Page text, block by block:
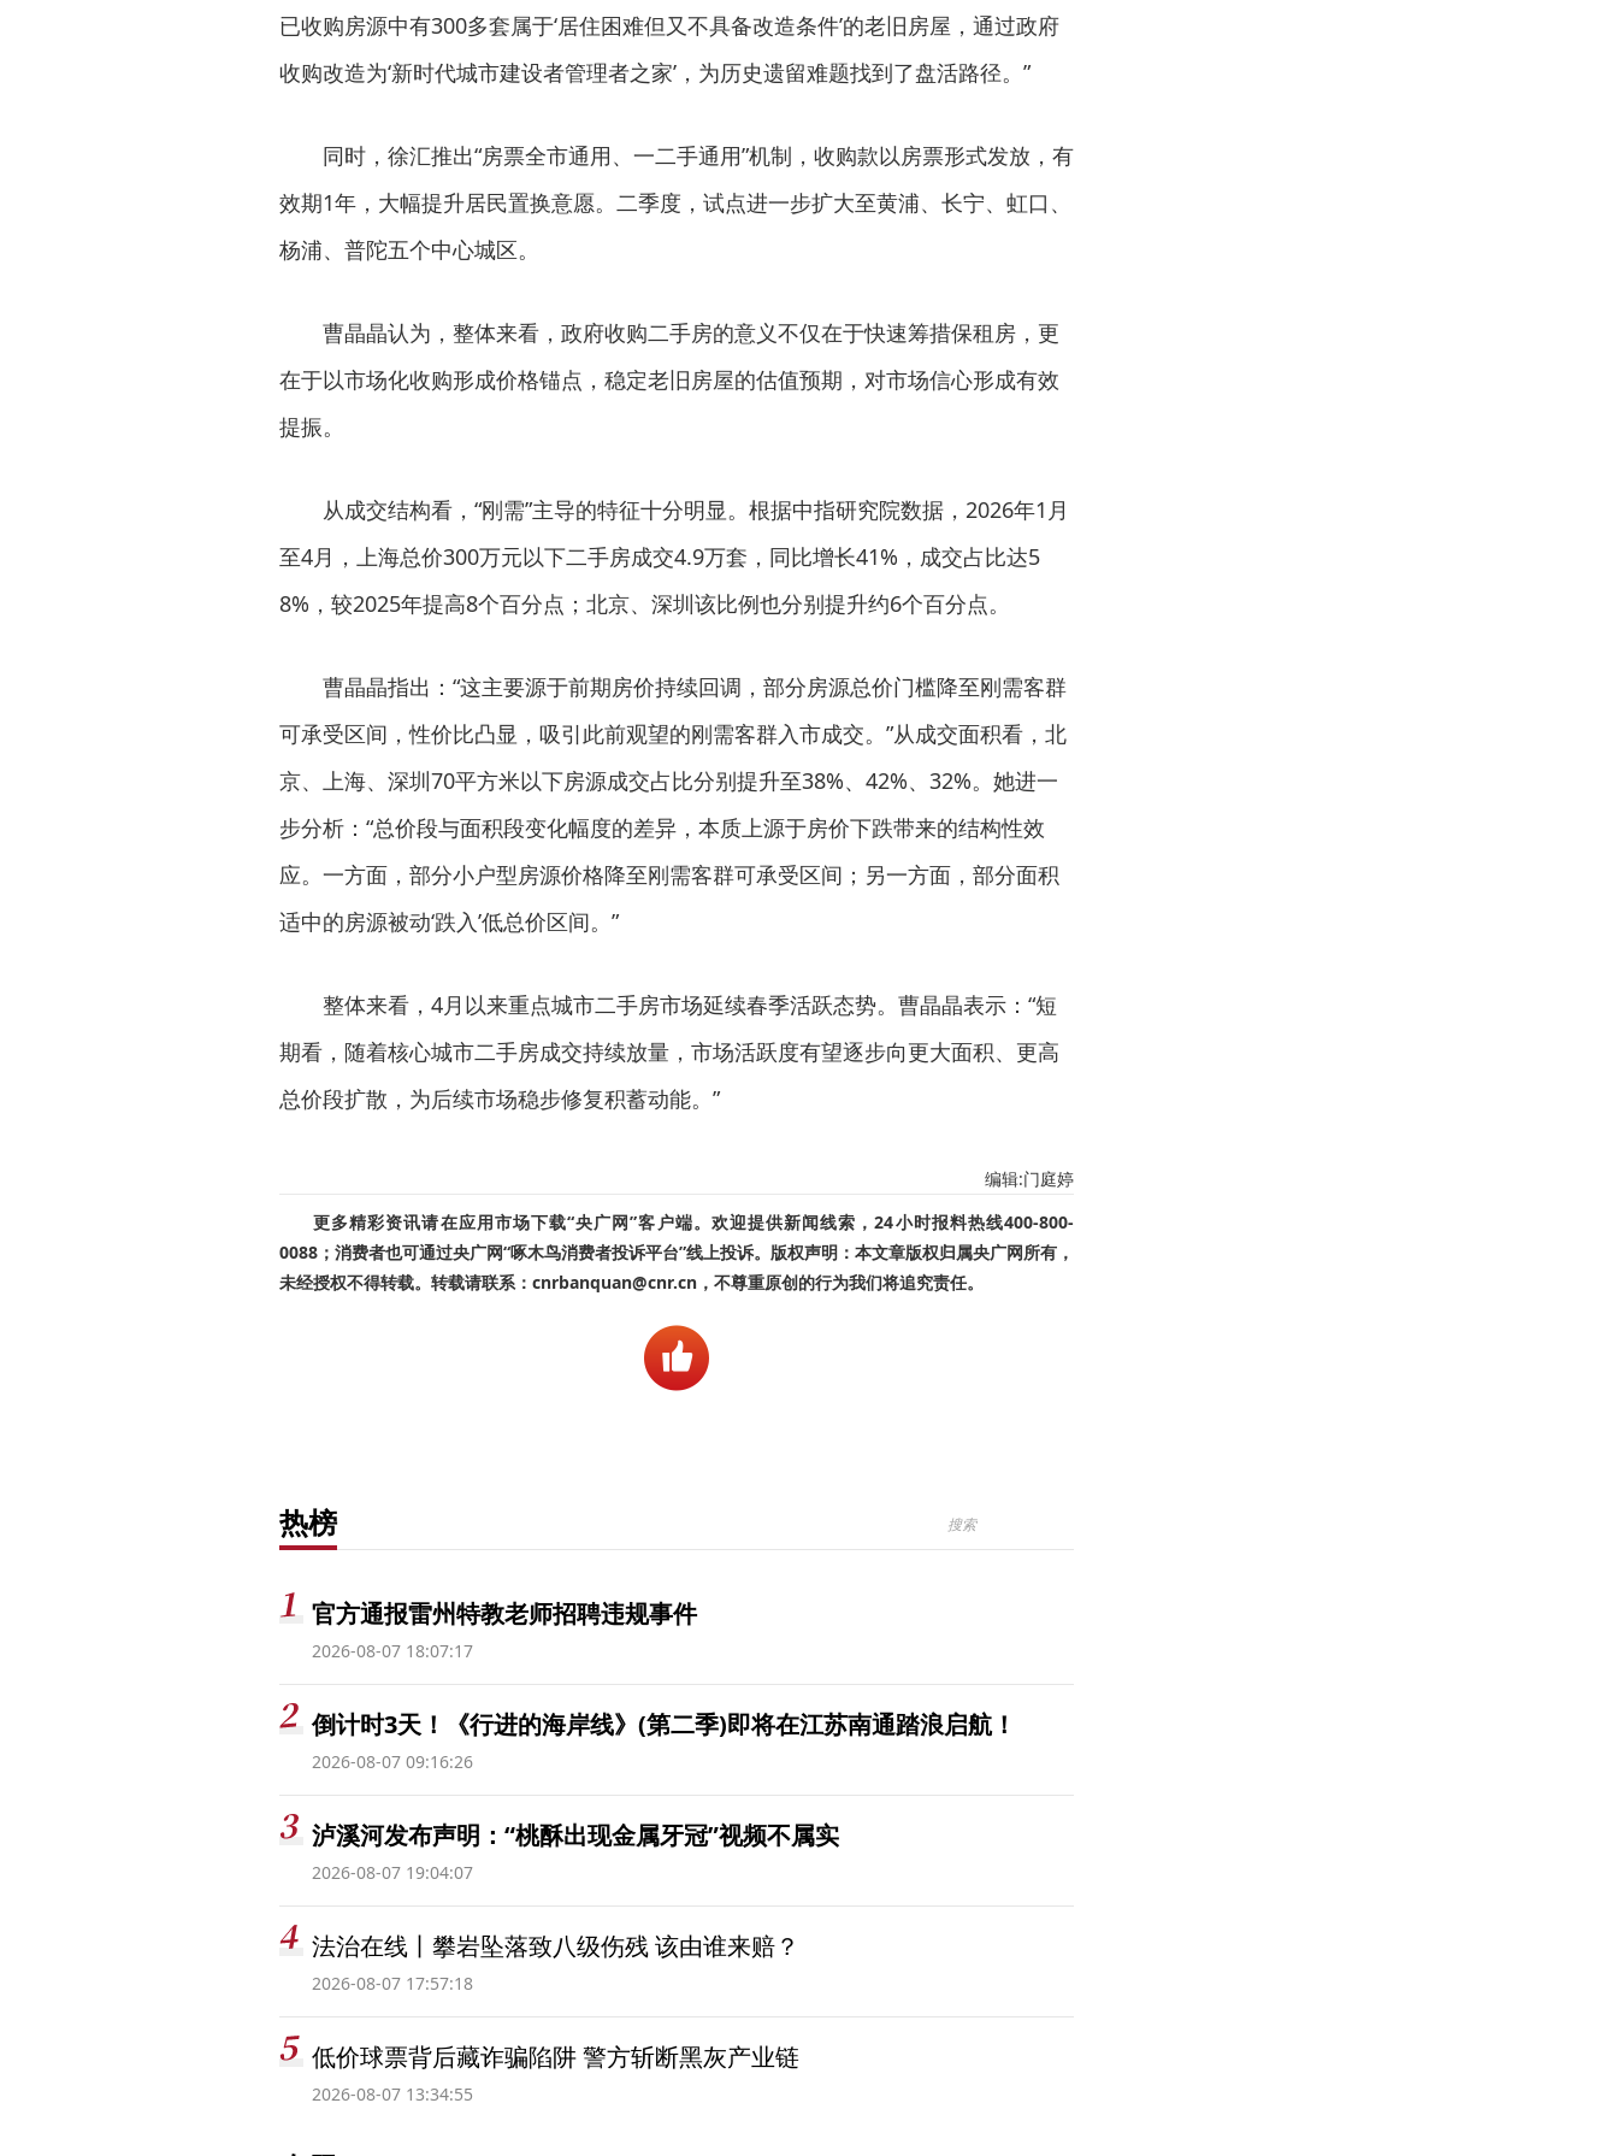
已收购房源中有300多套属于‘居住困难但又不具备改造条件’的老旧房屋，通过政府
收购改造为‘新时代城市建设者管理者之家’，为历史遗留难题找到了盘活路径。”
同时，徐汇推出“房票全市通用、一二手通用”机制，收购款以房票形式发放，有
效期1年，大幅提升居民置换意愿。二季度，试点进一步扩大至黄浦、长宁、虹口、
杨浦、普陀五个中心城区。
曹晶晶认为，整体来看，政府收购二手房的意义不仅在于快速筹措保租房，更
在于以市场化收购形成价格锚点，稳定老旧房屋的估值预期，对市场信心形成有效
提振。
从成交结构看，“刚需”主导的特征十分明显。根据中指研究院数据，2026年1月
至4月，上海总价300万元以下二手房成交4.9万套，同比增长41%，成交占比达5
8%，较2025年提高8个百分点；北京、深圳该比例也分别提升约6个百分点。
曹晶晶指出：“这主要源于前期房价持续回调，部分房源总价门槛降至刚需客群
可承受区间，性价比凸显，吸引此前观望的刚需客群入市成交。”从成交面积看，北
京、上海、深圳70平方米以下房源成交占比分别提升至38%、42%、32%。她进一
步分析：“总价段与面积段变化幅度的差异，本质上源于房价下跌带来的结构性效
应。一方面，部分小户型房源价格降至刚需客群可承受区间；另一方面，部分面积
适中的房源被动‘跌入’低总价区间。”
整体来看，4月以来重点城市二手房市场延续春季活跃态势。曹晶晶表示：“短
期看，随着核心城市二手房成交持续放量，市场活跃度有望逐步向更大面积、更高
总价段扩散，为后续市场稳步修复积蓄动能。”
编辑:门庭婷
更多精彩资讯请在应用市场下载“央广网”客户端。欢迎提供新闻线索，24小时报料热线400-800-
0088；消费者也可通过央广网“啄木鸟消费者投诉平台”线上投诉。版权声明：本文章版权归属央广网所有，
未经授权不得转载。转载请联系：cnrbanquan@cnr.cn，不尊重原创的行为我们将追究责任。
热榜
官方通报雷州特教老师招聘违规事件
2026-08-07 18:07:17
倒计时3天！《行进的海岸线》(第二季)即将在江苏南通踏浪启航！
2026-08-07 09:16:26
泸溪河发布声明：“桃酥出现金属牙冠”视频不属实
2026-08-07 19:04:07
法治在线丨攀岩坠落致八级伤残 该由谁来赔？
2026-08-07 17:57:18
低价球票背后藏诈骗陷阱 警方斩断黑灰产业链
2026-08-07 13:34:55